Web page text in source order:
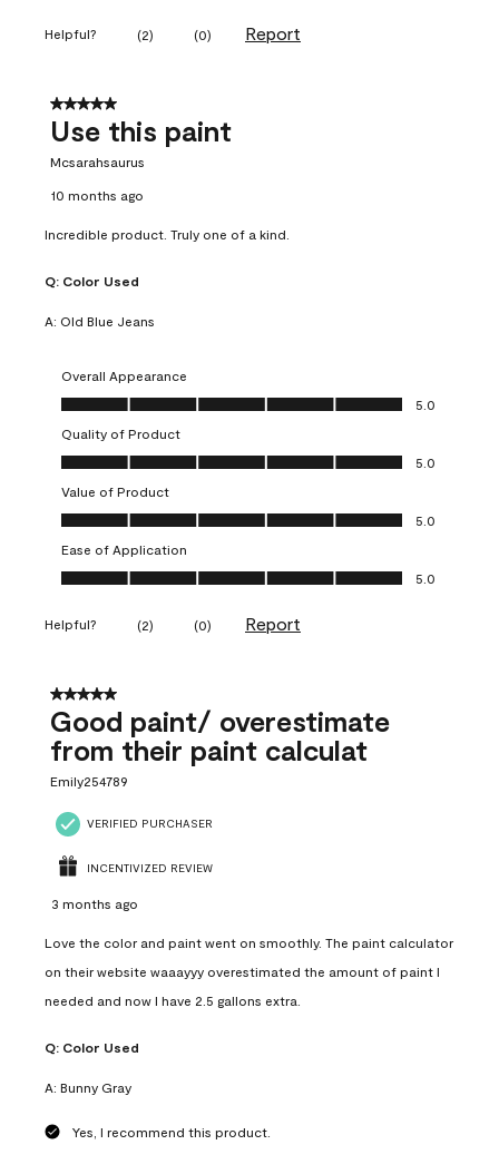
Helpful? (2) (0) Report
5 out of 5 stars.
Use this paint
Mcsarahsaurus
10 months ago
Incredible product. Truly one of a kind.
Q: Color Used
A: Old Blue Jeans
Overall Appearance
Overall Appearance, 5.0 out of 5
5.0
Quality of Product
Quality of Product, 5.0 out of 5
5.0
Value of Product
Value of Product, 5.0 out of 5
5.0
Ease of Application
Ease of Application, 5.0 out of 5
5.0
Helpful? (2) (0) Report
5 out of 5 stars.
Good paint/ overestimate
from their paint calculat
Emily254789
VERIFIED PURCHASER
INCENTIVIZED REVIEW
3 months ago
Love the color and paint went on smoothly. The paint calculator
on their website waaayyy overestimated the amount of paint I
needed and now I have 2.5 gallons extra.
Q: Color Used
A: Bunny Gray
Yes, I recommend this product.